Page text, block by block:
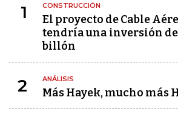
1 CONSTRUCCIÓN
El proyecto de Cable
tendría una inversión de
billón
2 ANÁLISIS
Más Hayek, mucho más